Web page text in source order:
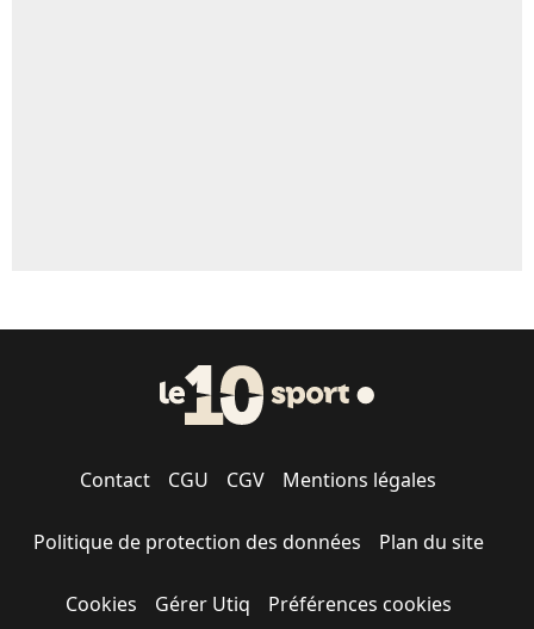
Contact CGU CGV Mentions légales
Politique de protection des données Plan du site
Cookies Gérer Utiq Préférences cookies